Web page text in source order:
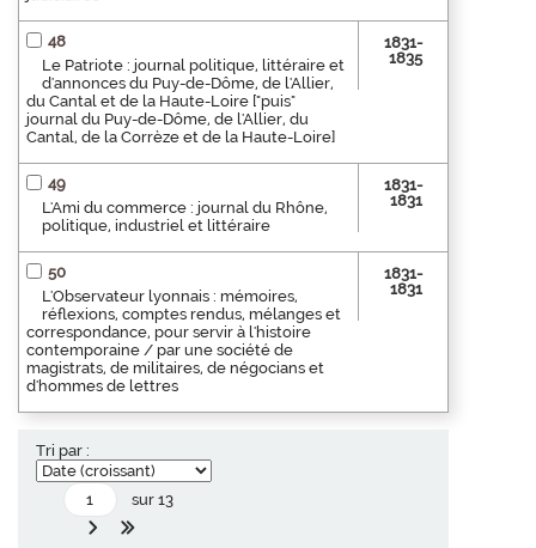
48
Le Patriote : journal politique, littéraire et
d'annonces du Puy-de-Dôme, de l'Allier,
du Cantal et de la Haute-Loire ["puis"
journal du Puy-de-Dôme, de l'Allier, du
Cantal, de la Corrèze et de la Haute-Loire]
1831-
1835
49
L'Ami du commerce : journal du Rhône,
politique, industriel et littéraire
1831-
1831
50
L'Observateur lyonnais : mémoires,
réflexions, comptes rendus, mélanges et
correspondance, pour servir à l'histoire
contemporaine / par une société de
magistrats, de militaires, de négocians et
d'hommes de lettres
1831-
1831
Tri par :
sur 13